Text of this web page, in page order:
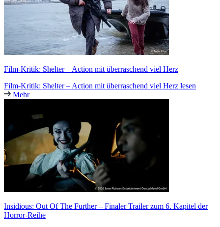
Film-Kritik: Shelter – Action mit überraschend viel Herz
Film-Kritik: Shelter – Action mit überraschend viel Herz lesen
Mehr
Insidious: Out Of The Further – Finaler Trailer zum 6. Kapitel der
Horror-Reihe